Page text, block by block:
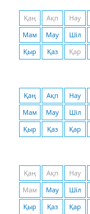
Қаң Ақп Нау
Мам
Мау Шіл
Қыр
Қаз Қар
Қаң Ақп Нау
Мам
Мау Шіл
Қыр
Қаз Қар
Қаң Ақп Нау
Мам
Мау Шіл
Қыр
Қаз Қар